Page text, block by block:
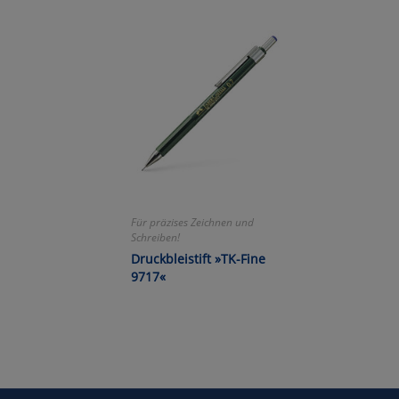
Für präzises Zeichnen und
Schreiben!
Druckbleistift »TK-Fine
9717«